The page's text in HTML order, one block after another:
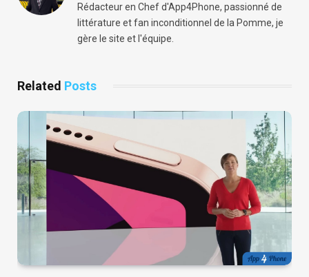
Rédacteur en Chef d'App4Phone, passionné de
littérature et fan inconditionnel de la Pomme, je
gère le site et l'équipe.
Related Posts